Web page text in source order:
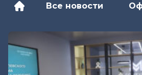
Все новости